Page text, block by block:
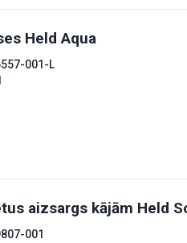
Held Aqua
001-L
aizsargs kājām Held
001